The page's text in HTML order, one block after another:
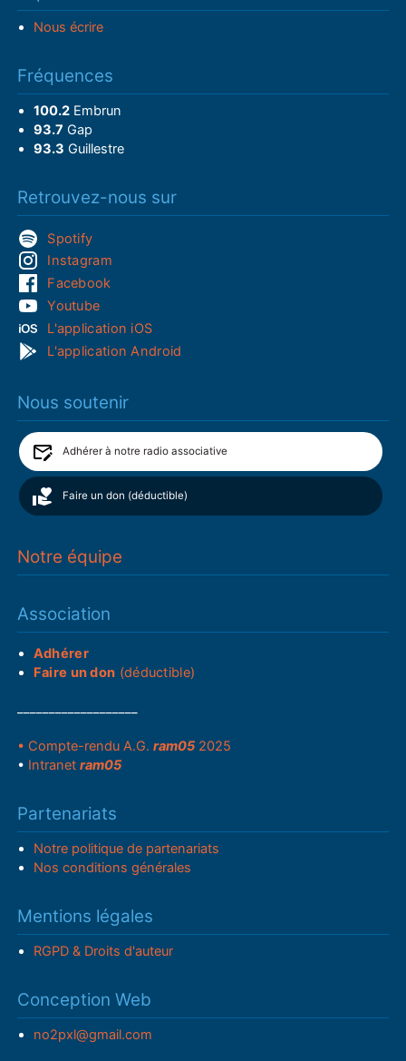
Nous écrire
Fréquences
100.2Embrun
93.7 Gap
93.3 Guillestre
Retrouvez-nous sur
Spotify
Instagram
Facebook
Youtube
L'application iOS
L'application Android
Nous soutenir
Adhérer à notre radio associative
Faire un don (déductible)
Notre équipe
Association
Adhérer
Faire un don (déductible)
• Compte-rendu A.G.ram05 2025
• Intranetram05
Partenariats
Notre politique de partenariats
Nos conditions générales
Mentions légales
RGPD & Droits d'auteur
Conception Web
no2pxl@gmail.com